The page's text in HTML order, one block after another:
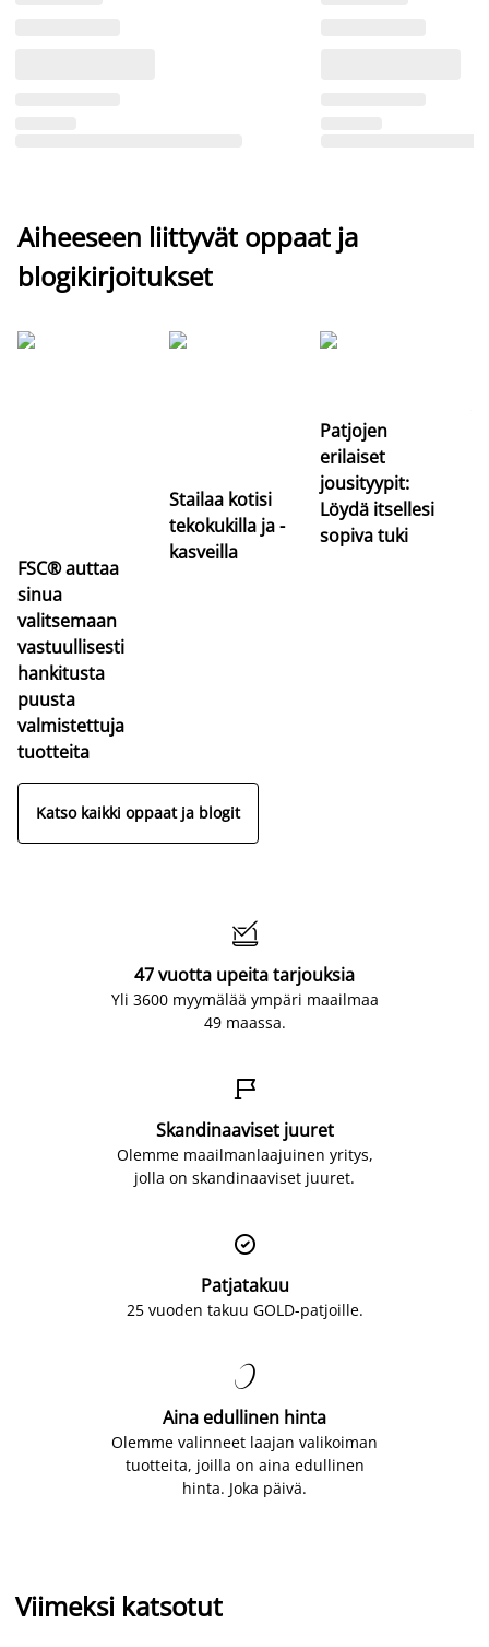
Aiheeseen liittyvät oppaat ja
blogikirjoitukset
FSC® auttaa
sinua
valitsemaan
vastuullisesti
hankitusta
puusta
valmistettuja
tuotteita
Stailaa kotisi
tekokukilla ja -
kasveilla
Patjojen
erilaiset
jousityypit:
Löydä itsellesi
sopiva tuki
Katso kaikki oppaat ja blogit

47 vuotta upeita tarjouksia
Yli 3600 myymälää ympäri maailmaa
49 maassa.

Skandinaaviset juuret
Olemme maailmanlaajuinen yritys,
jolla on skandinaaviset juuret.

Patjatakuu
25 vuoden takuu GOLD-patjoille.

Aina edullinen hinta
Olemme valinneet laajan valikoiman
tuotteita, joilla on aina edullinen
hinta. Joka päivä.
Viimeksi katsotut